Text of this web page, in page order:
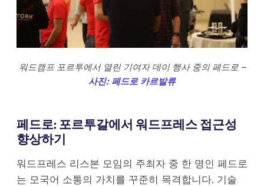
워드캠프 포르투에서 열린 기여자 데이 행사 중의 페드로 –
사진: 페드로 카르발류
페드로: 포르투갈에서 워드프레스 접근성
향상하기
워드프레스 리스본 모임의 주최자 중 한 명인 페드로
는 모국어 소통의 가치를 꾸준히 목격합니다. 기술